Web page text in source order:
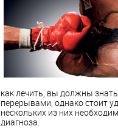
как лечить, вы должны
перерывами, однако стоит
нескольких из них
диагноза.